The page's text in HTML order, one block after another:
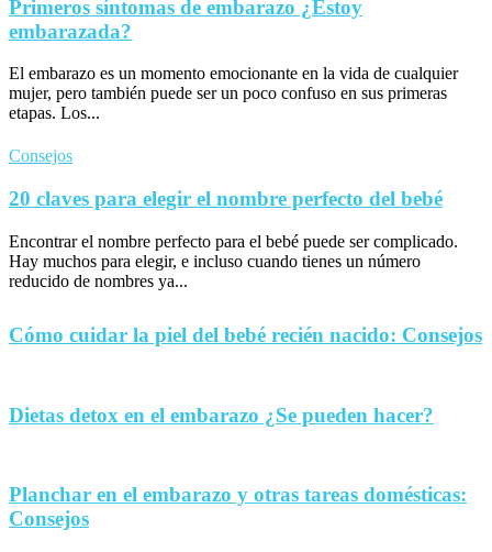
Primeros síntomas de embarazo ¿Estoy
embarazada?
El embarazo es un momento emocionante en la vida de cualquier
mujer, pero también puede ser un poco confuso en sus primeras
etapas. Los...
Consejos
20 claves para elegir el nombre perfecto del bebé
Encontrar el nombre perfecto para el bebé puede ser complicado.
Hay muchos para elegir, e incluso cuando tienes un número
reducido de nombres ya...
Cómo cuidar la piel del bebé recién nacido: Consejos
Dietas detox en el embarazo ¿Se pueden hacer?
Planchar en el embarazo y otras tareas domésticas:
Consejos